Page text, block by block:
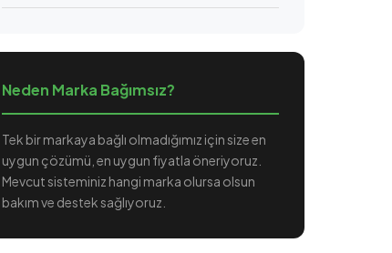
Neden Marka Bağımsız?
Tek bir markaya bağlı olmadığımız için size en
uygun çözümü, en uygun fiyatla öneriyoruz.
Mevcut sisteminiz hangi marka olursa olsun
bakım ve destek sağlıyoruz.